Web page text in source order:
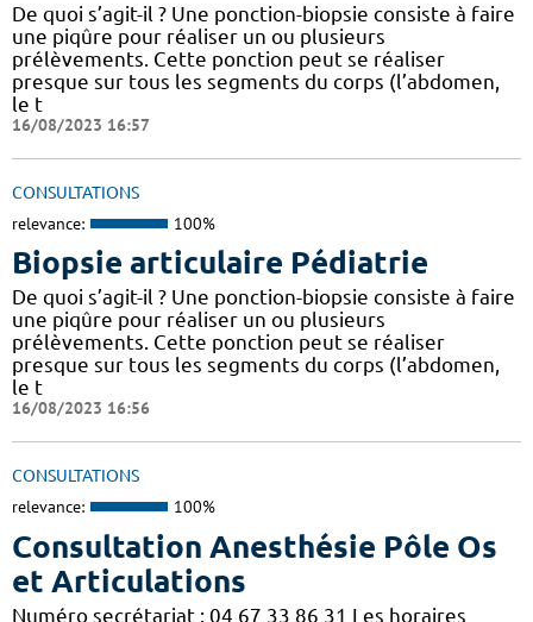
De quoi s’agit-il ? Une ponction-biopsie consiste à faire
une piqûre pour réaliser un ou plusieurs
prélèvements. Cette ponction peut se réaliser
presque sur tous les segments du corps (l’abdomen,
le t
16/08/2023 16:57
CONSULTATIONS
relevance: 100%
Biopsie articulaire Pédiatrie
De quoi s’agit-il ? Une ponction-biopsie consiste à faire
une piqûre pour réaliser un ou plusieurs
prélèvements. Cette ponction peut se réaliser
presque sur tous les segments du corps (l’abdomen,
le t
16/08/2023 16:56
CONSULTATIONS
relevance: 100%
Consultation Anesthésie Pôle Os
et Articulations
Numéro secrétariat : 04 67 33 86 31 Les horaires